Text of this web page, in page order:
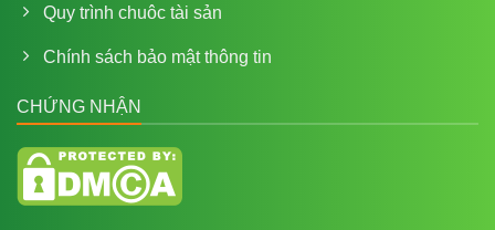
Quy trình chuôc tài sản
Chính sách bảo mật thông tin
CHỨNG NHẬN